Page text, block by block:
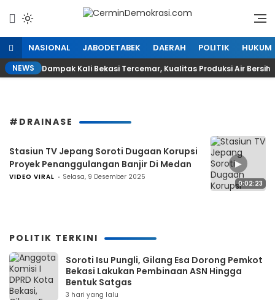
konten
NASIONAL JABODETABEK DAERAH POLITIK HUKUM
NEWS Dampak Kali Bekasi Tercemar, Kualitas Produksi Air
#DRAINASE
Stasiun TV Jepang Soroti Dugaan Korupsi
Proyek Penanggulangan Banjir Di Medan
VIDEO VIRAL Selasa, 9 Desember 2025
▶
0:02:23
POLITIK TERKINI
Soroti Isu Pungli, Gilang Esa Dorong Pemkot
Bekasi Lakukan Pembinaan ASN Hingga
Bentuk Satgas
3 hari yang lalu